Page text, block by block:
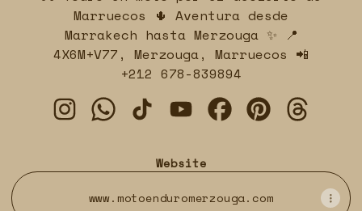
Marruecos 🌵 Aventura desde
Marrakech hasta Merzouga ✨ 📍
4X6M+V77, Merzouga, Marruecos 📲
+212 678-839894
Moto Enduro Merzouga Instagram
Moto Enduro Merzouga WhatsApp
Moto Enduro Merzouga TikTok
Moto Enduro Merzouga
Moto Enduro
Moto Enduro
Moto
Website
www.motoenduromerzouga.com